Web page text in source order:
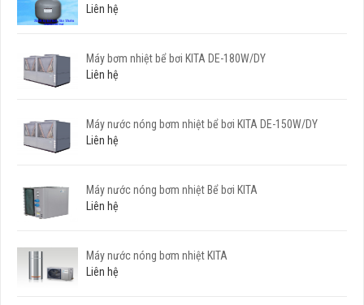
Liên hệ
Máy bơm nhiệt bể bơi KITA DE-180W/DY
Liên hệ
Máy nước nóng bơm nhiệt bể bơi KITA DE-150W/DY
Liên hệ
Máy nước nóng bơm nhiệt Bể bơi KITA
Liên hệ
Máy nước nóng bơm nhiệt KITA
Liên hệ